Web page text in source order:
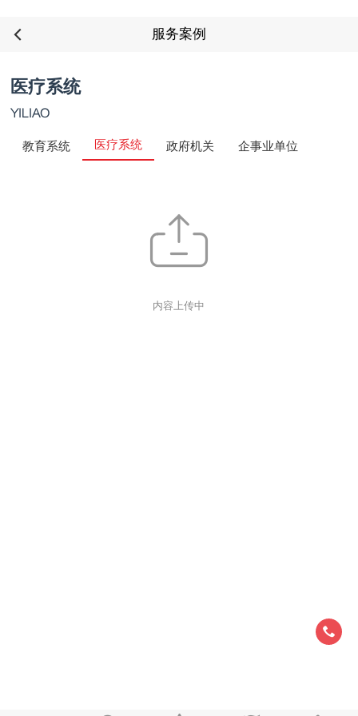
服务案例
医疗系统
YILIAO
教育系统 医疗系统 政府机关 企事业单位
内容上传中